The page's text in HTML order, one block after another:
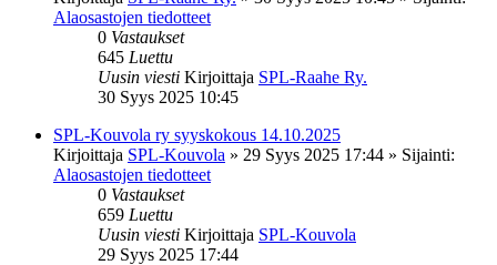
Alaosastojen tiedotteet
0 Vastaukset
645 Luettu
Uusin viesti Kirjoittaja SPL-Raahe Ry.
30 Syys 2025 10:45
SPL-Kouvola ry syyskokous 14.10.2025
Kirjoittaja SPL-Kouvola » 29 Syys 2025 17:44 » Sijainti:
Alaosastojen tiedotteet
0 Vastaukset
659 Luettu
Uusin viesti Kirjoittaja SPL-Kouvola
29 Syys 2025 17:44